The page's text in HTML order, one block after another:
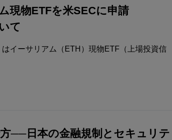
現物ETFを米SECに申請
て
イーサリアム（ETH）現物ETF（上場投資信
──日本の金融規制とセキュリテ